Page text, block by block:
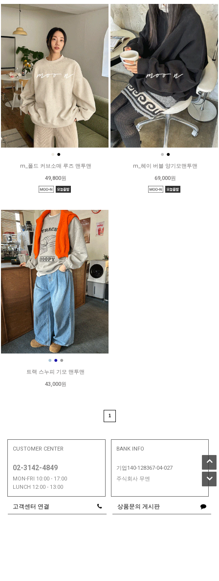
● ●
m_폴드 커브소매 루즈 맨투맨
49,800원
● ●
m_헤이 버블 양기모맨투맨
69,000원
● ● ●
트랙 스누피 기모 맨투맨
43,000원
1
CUSTOMER CENTER
02-3142-4849
MON-FRI 10:00 - 17:00
LUNCH 12:00 - 13:00
BANK INFO
기업140-128367-04-027
주식회사 무엔
고객센터 연결 상품문의 게시판